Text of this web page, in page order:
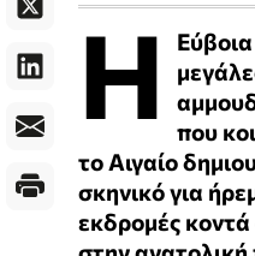
Η
Εύβοια
που
το Αιγαίο
σκηνικό για
εκδρομές